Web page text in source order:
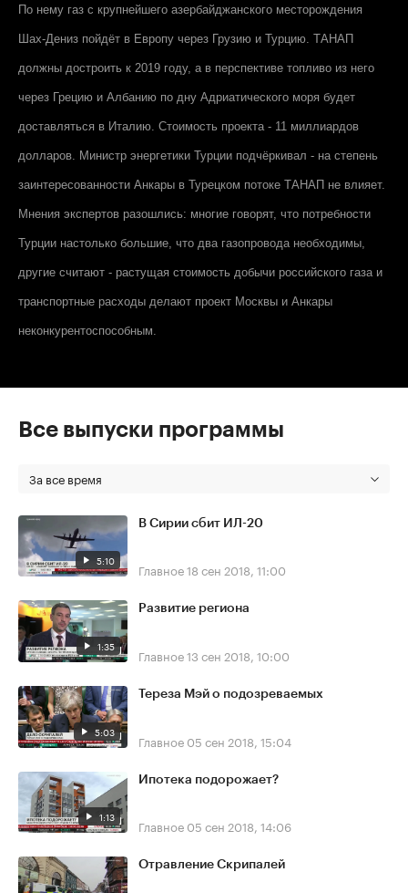
По нему газ с крупнейшего азербайджанского месторождения
Шах-Дениз пойдёт в Европу через Грузию и Турцию. ТАНАП
должны достроить к 2019 году, а в перспективе топливо из него
через Грецию и Албанию по дну Адриатического моря будет
доставляться в Италию. Стоимость проекта - 11 миллиардов
долларов. Министр энергетики Турции подчёркивал - на степень
заинтересованности Анкары в Турецком потоке ТАНАП не влияет.
Мнения экспертов разошлись: многие говорят, что потребности
Турции настолько большие, что два газопровода необходимы,
другие считают - растущая стоимость добычи российского газа и
транспортные расходы делают проект Москвы и Анкары
неконкурентоспособным.
Все выпуски программы
За все время
5:10
В Сирии сбит ИЛ-20
Главное18 сен 2018, 11:00
1:35
Развитие региона
Главное13 сен 2018, 10:00
5:03
Тереза Мэй о подозреваемых
Главное 05 сен 2018, 15:04
1:13
Ипотека подорожает?
Главное 05 сен 2018, 14:06
Отравление Скрипалей